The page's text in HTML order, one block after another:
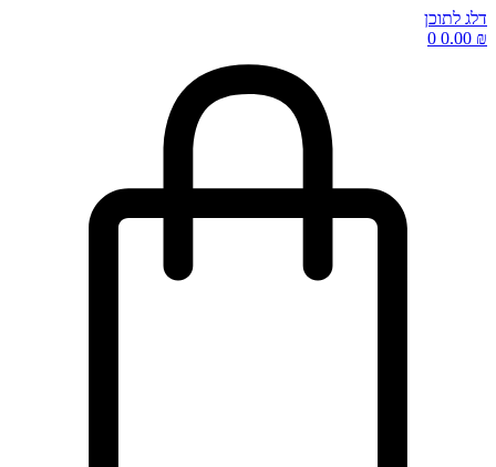
דלג לתוכן
0.00 ₪
0